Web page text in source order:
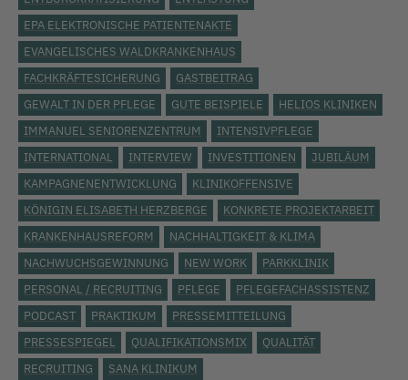
EPA ELEKTRONISCHE PATIENTENAKTE
EVANGELISCHES WALDKRANKENHAUS
FACHKRÄFTESICHERUNG
GASTBEITRAG
GEWALT IN DER PFLEGE
GUTE BEISPIELE
HELIOS KLINIKEN
IMMANUEL SENIORENZENTRUM
INTENSIVPFLEGE
INTERNATIONAL
INTERVIEW INVESTITIONEN
JUBILÄUM
KAMPAGNENENTWICKLUNG
KLINIKOFFENSIVE
KÖNIGIN ELISABETH HERZBERGE
KONKRETE PROJEKTARBEIT
KRANKENHAUSREFORM
NACHHALTIGKEIT & KLIMA
NACHWUCHSGEWINNUNG
NEW WORK
PARKKLINIK
PERSONAL / RECRUITING
PFLEGE
PFLEGEFACHASSISTENZ
PODCAST
PRAKTIKUM
PRESSEMITTEILUNG
PRESSESPIEGEL
QUALIFIKATIONSMIX
QUALITÄT
RECRUITING
SANA KLINIKUM